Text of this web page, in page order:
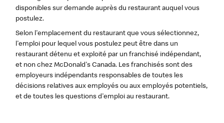
disponibles sur demande auprès du restaurant auquel vous
postulez.
Selon l'emplacement du restaurant que vous sélectionnez,
l'emploi pour lequel vous postulez peut être dans un
restaurant détenu et exploité par un franchisé indépendant,
et non chez McDonald's Canada. Les franchisés sont des
employeurs indépendants responsables de toutes les
décisions relatives aux employés ou aux employés potentiels,
et de toutes les questions d'emploi au restaurant.